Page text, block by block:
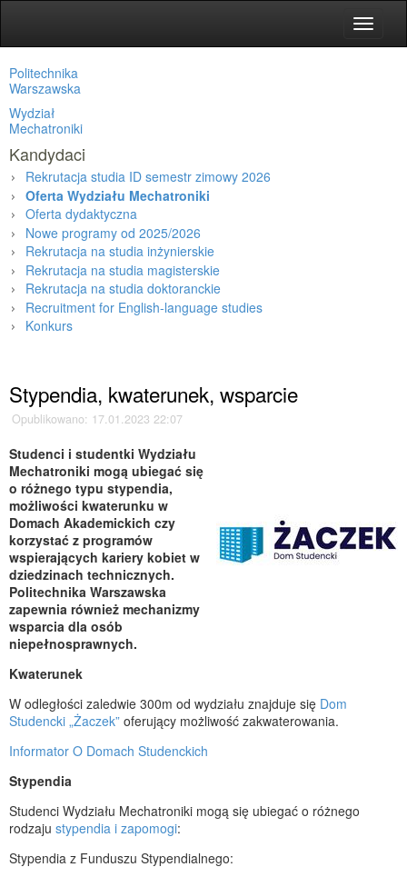
Toggle
Politechnika
Warszawska
Wydział
Mechatroniki
Kandydaci
Rekrutacja studia ID semestr zimowy 2026
Oferta Wydziału Mechatroniki
Oferta dydaktyczna
Nowe programy od 2025/2026
Rekrutacja na studia inżynierskie
Rekrutacja na studia magisterskie
Rekrutacja na studia doktoranckie
Recruitment for English-language studies
Konkurs
Stypendia, kwaterunek, wsparcie
Opublikowano: 17.01.2023 22:07
Studenci i studentki Wydziału
Mechatroniki mogą ubiegać się
o różnego typu stypendia,
możliwości kwaterunku w
Domach Akademickich czy
korzystać z programów
wspierających kariery kobiet w
dziedzinach technicznych.
Politechnika Warszawska
zapewnia również mechanizmy
wsparcia dla osób
niepełnosprawnych.
Kwaterunek
W odległości zaledwie 300m od wydziału znajduje się Dom
Studencki „Żaczek” oferujący możliwość zakwaterowania.
Informator O Domach Studenckich
Stypendia
Studenci Wydziału Mechatroniki mogą się ubiegać o różnego
rodzaju stypendia i zapomogi:
Stypendia z Funduszu Stypendialnego: